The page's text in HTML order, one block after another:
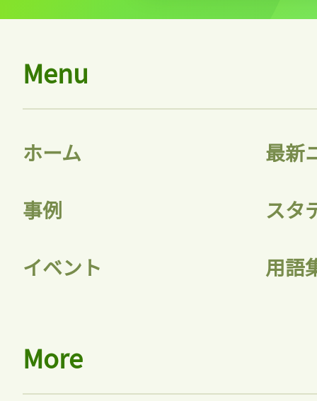
Menu
ホーム 最新
事例 スタ
イベント 用語
More